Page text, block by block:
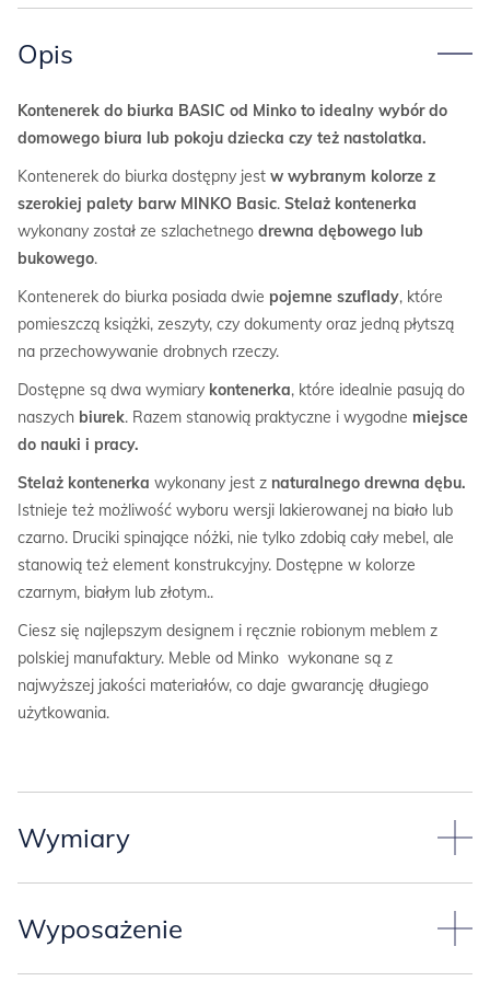
Opis
Kontenerek do biurka BASIC od Minko to idealny wybór do
domowego biura lub pokoju dziecka czy też nastolatka.
Kontenerek do biurka dostępny jest w wybranym kolorze z
szerokiej palety barw MINKO Basic. Stelaż kontenerka
wykonany został ze szlachetnego drewna dębowego lub
bukowego.
Kontenerek do biurka posiada dwie pojemne szuflady, które
pomieszczą książki, zeszyty, czy dokumenty oraz jedną płytszą
na przechowywanie drobnych rzeczy.
Dostępne są dwa wymiary kontenerka, które idealnie pasują do
naszych biurek. Razem stanowią praktyczne i wygodne miejsce
do nauki i pracy.
Stelaż kontenerka wykonany jest z naturalnego drewna dębu.
Istnieje też możliwość wyboru wersji lakierowanej na biało lub
czarno. Druciki spinające nóżki, nie tylko zdobią cały mebel, ale
stanowią też element konstrukcyjny. Dostępne w kolorze
czarnym, białym lub złotym..
Ciesz się najlepszym designem i ręcznie robionym meblem z
polskiej manufaktury. Meble od Minko wykonane są z
najwyższej jakości materiałów, co daje gwarancję długiego
użytkowania.
Wymiary
rozmiar może tworzyć komplet z biurkiem MINKO):
Wyposażenie